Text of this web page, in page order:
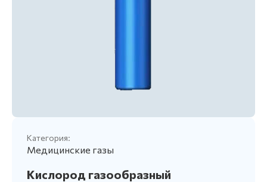
Категория:
Медицинские газы
Кислород газообразный